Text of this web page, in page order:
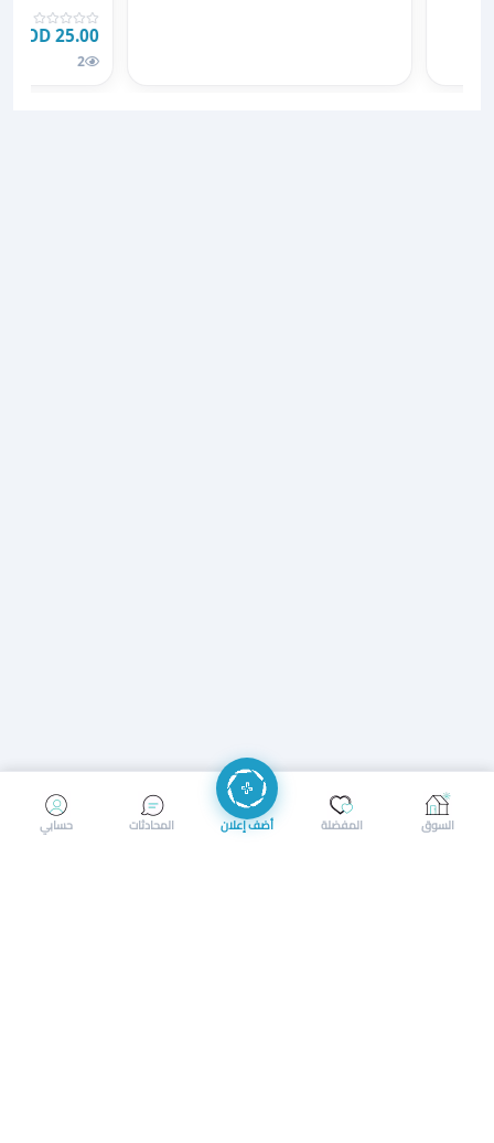
25.00 JOD
2
إرسال رسالة إجراء مكالمة
حسابي المحادثات أضف إعلان المفضلة السوق